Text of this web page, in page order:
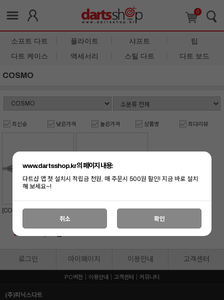
0
소프트 다트 플라이트 샤프트
팁
다트 케이스
액세서리 스틸 다트 다트 보드
COSMO
최신순 낮은가격 높은가격 상품명 최다리뷰
[COSMO] ROYDEN LAM 3_
13
[COSMO] 24_R_STEEL
% 159,000원
로그인 마이페이지 이용안내 고객센터
PC버전 이용안내 고객센터 커뮤니티
(주)피닉스다트
www.dartsshop.kr의 페이지 내용:
다트샵 앱 첫 설치시 적립금 천원, 매 주문시 500원 할인! 지금 바로 설치
해 보세요~!
취소 확인